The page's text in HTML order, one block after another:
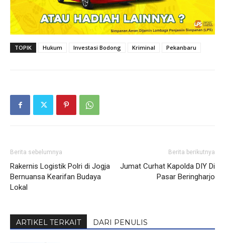
TOPIK Hukum Investasi Bodong Kriminal Pekanbaru
Berita sebelumnya
Rakernis Logistik Polri di Jogja
Bernuansa Kearifan Budaya
Lokal
Berita berikutnya
Jumat Curhat Kapolda DIY Di
Pasar Beringharjo
ARTIKEL TERKAIT DARI PENULIS